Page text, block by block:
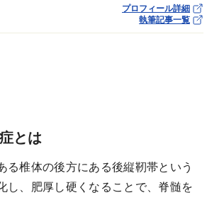
プロフィール詳細
執筆記事一覧
とは
る椎体の後方にある後縦靭帯という
し、肥厚し硬くなることで、脊髄を